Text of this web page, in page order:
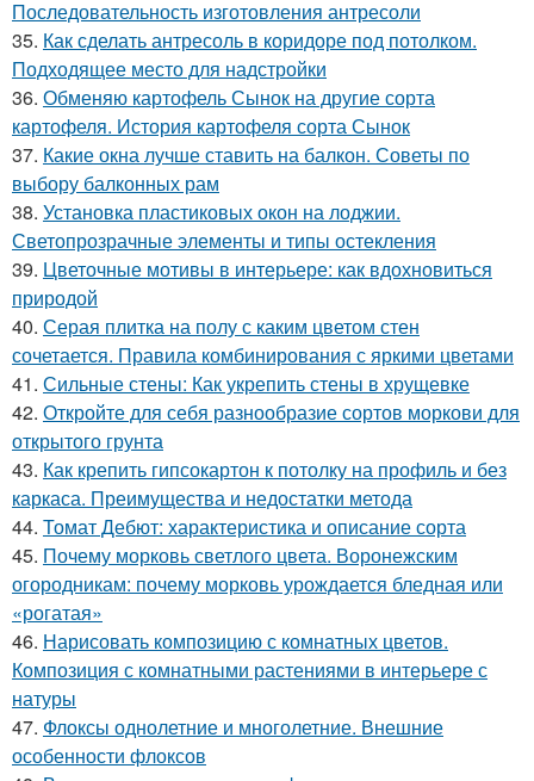
Последовательность изготовления антресоли
35. Как сделать антресоль в коридоре под потолком.
Подходящее место для надстройки
36. Обменяю картофель Сынок на другие сорта
картофеля. История картофеля сорта Сынок
37. Какие окна лучше ставить на балкон. Советы по
выбору балконных рам
38. Установка пластиковых окон на лоджии.
Светопрозрачные элементы и типы остекления
39. Цветочные мотивы в интерьере: как вдохновиться
природой
40. Серая плитка на полу с каким цветом стен
сочетается. Правила комбинирования с яркими цветами
41. Сильные стены: Как укрепить стены в хрущевке
42. Откройте для себя разнообразие сортов моркови для
открытого грунта
43. Как крепить гипсокартон к потолку на профиль и без
каркаса. Преимущества и недостатки метода
44. Томат Дебют: характеристика и описание сорта
45. Почему морковь светлого цвета. Воронежским
огородникам: почему морковь урождается бледная или
«рогатая»
46. Нарисовать композицию с комнатных цветов.
Композиция с комнатными растениями в интерьере с
натуры
47. Флоксы однолетние и многолетние. Внешние
особенности флоксов